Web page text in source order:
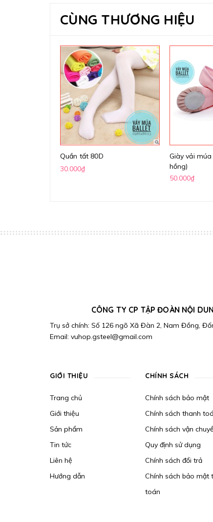
CÙNG THƯƠNG HIỆU
Quần tất 80D
30.000₫
Giày vải múa
hồng)
50.000₫
CÔNG TY CP TẬP ĐOÀN NỘI
Trụ sở chính: Số 126 ngõ Xã Đàn 2, Nam Đồng,
Email: vuhop.gsteel@gmail.com
GIỚI THIỆU
Trang chủ
Giới thiệu
Sản phẩm
Tin tức
Liên hệ
Hướng dẫn
CHÍNH SÁCH
Chính sách bảo mật
Chính sách thanh
Chính sách vận
Quy định sử dụng
Chính sách đổi trả
Chính sách bảo mật
toán